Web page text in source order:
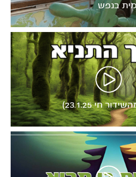
בנפש
חי 23.1.25)